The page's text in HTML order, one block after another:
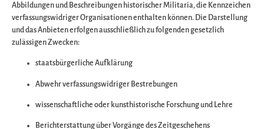
Entschuldigen Sie
bitte die
Abbildungen und Beschreibungen historischer Militaria, die Kennzeichen
verfassungswidriger Organisationen enthalten können. Die Darstellung
und das Anbieten erfolgen ausschließlich zu folgenden gesetzlich
zulässigen Zwecken:
staatsbürgerliche Aufklärung
Abwehr verfassungswidriger Bestrebungen
wissenschaftliche oder kunsthistorische Forschung und Lehre
Berichterstattung über Vorgänge des Zeitgeschehens